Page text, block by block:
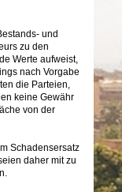
und
zu den
Werte aufweist,
nach Vorgabe
die Parteien,
keine Gewähr
von der
Schadensersatz
daher mit zu